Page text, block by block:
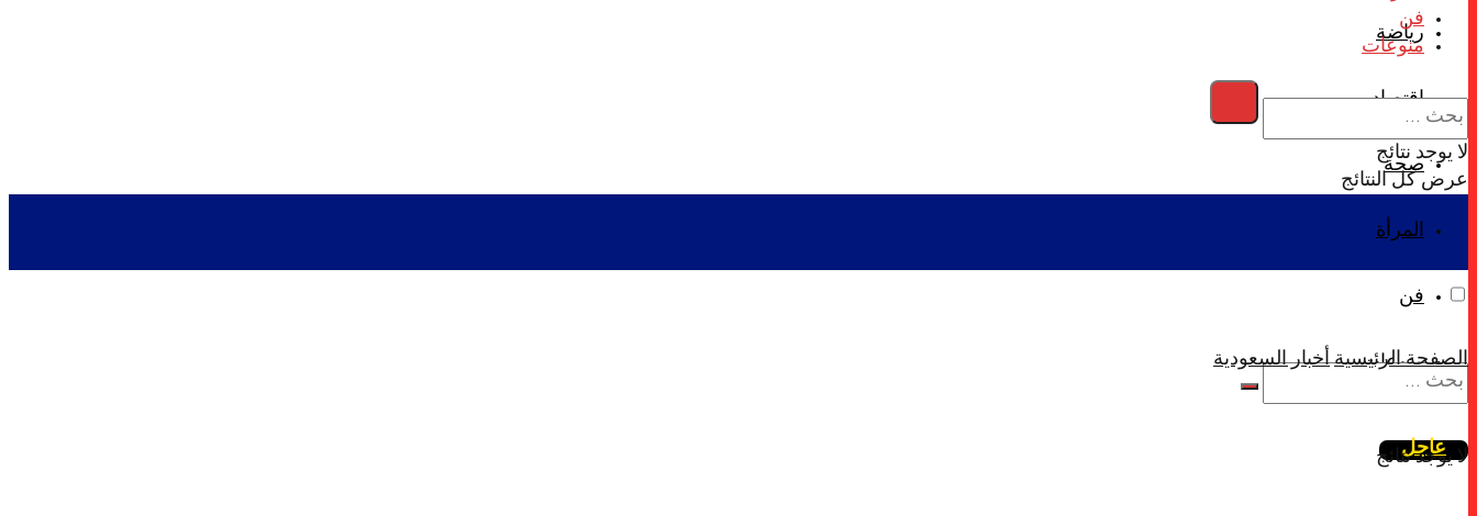
رياضة
اقتصاد
صحة
المرأة
فن
منوعات
عاجل
فن
منوعات
لا يوجد نتائج
عرض كل النتائج
لا يوجد نتائج
الصفحة الرئيسية أخبار السعودية